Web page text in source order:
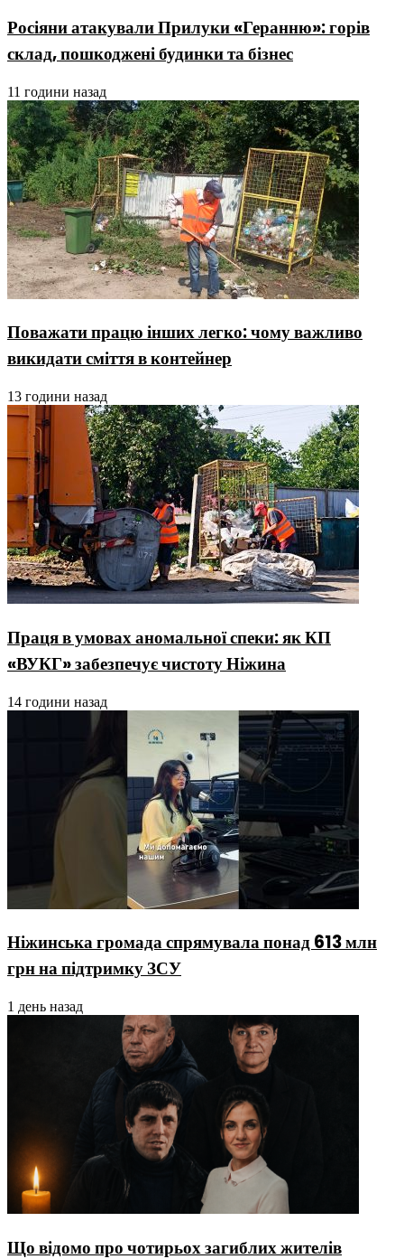
Росіяни атакували Прилуки «Геранню»: горів
склад, пошкоджені будинки та бізнес
11 години назад
Поважати працю інших легко: чому важливо
викидати сміття в контейнер
13 години назад
Праця в умовах аномальної спеки: як КП
«ВУКГ» забезпечує чистоту Ніжина
14 години назад
Ніжинська громада спрямувала понад 613 млн
грн на підтримку ЗСУ
1 день назад
Що відомо про чотирьох загиблих жителів